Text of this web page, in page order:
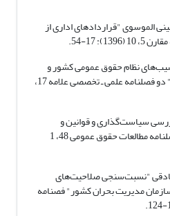
الموسوی "قراردادهای اداری از
17-54.
نظام حقوق عمومی کشور و
راهکارهای اصلاح و توسعه آن" دو فصلنامه علمی ـ تخصصی علامه 17،
سیاست‌گذاری و قوانین و
مقررات سلامت در آمریکا" فصلنامه مطالعات حقوق عمومی 48، 1
"نسبت‌سنجی صلاحیت‌های
مدیریت بحران کشور" فصنامه